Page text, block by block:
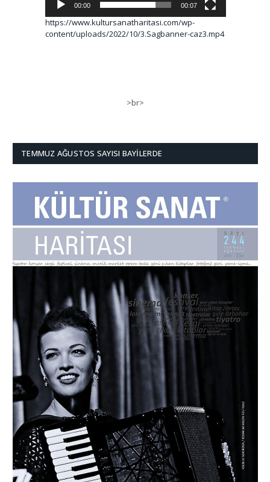
00:00 00:07
https://www.kultursanatharitasi.com/wp-
content/uploads/2022/10/3.Sagbanner-caz3.mp4
>br>
TEMMUZ AĞUSTOS SAYISI BAYILERDE